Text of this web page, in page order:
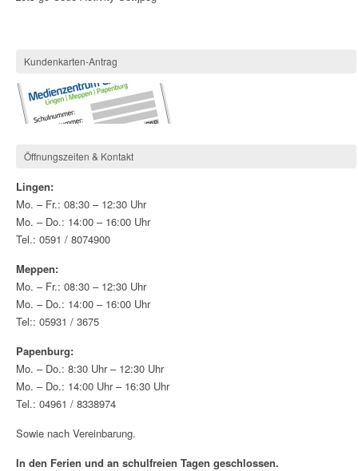
Kundenkarten-Antrag
Öffnungszeiten & Kontakt
Lingen:
Mo. – Fr.: 08:30 – 12:30 Uhr
Mo. – Do.: 14:00 – 16:00 Uhr
Tel.: 0591 / 8074900
Meppen:
Mo. – Fr.: 08:30 – 12:30 Uhr
Mo. – Do.: 14:00 – 16:00 Uhr
Tel:: 05931 / 3675
Papenburg:
Mo. – Do.: 8:30 Uhr – 12:30 Uhr
Mo. – Do.: 14:00 Uhr – 16:30 Uhr
Tel.: 04961 / 8338974
Sowie nach Vereinbarung.
In den Ferien und an schulfreien Tagen geschlossen.